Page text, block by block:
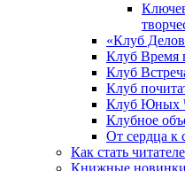
«Клуб
Клуб Время
Клуб
Клуб
Клуб Юных
Клубное
От сердца к
Как стать
Книжные новинки